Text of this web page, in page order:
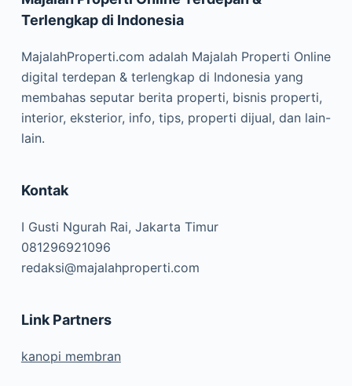
Terlengkap di Indonesia
MajalahProperti.com adalah Majalah Properti Online
digital terdepan & terlengkap di Indonesia yang
membahas seputar berita properti, bisnis properti,
interior, eksterior, info, tips, properti dijual, dan lain-
lain.
Kontak
I Gusti Ngurah Rai, Jakarta Timur
081296921096
redaksi@majalahproperti.com
Link Partners
kanopi membran